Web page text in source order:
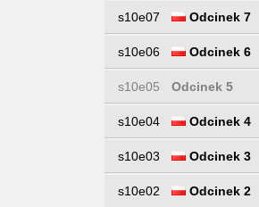
s10e07 Odcinek 7
s10e06 Odcinek 6
s10e05 Odcinek 5
s10e04 Odcinek 4
s10e03 Odcinek 3
s10e02 Odcinek 2